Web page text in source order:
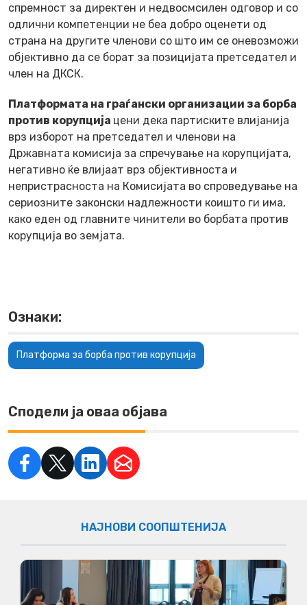
спремност за директен и недвосмсилен одговор и со
одлични компетенции не беа добро оценети од
страна на другите членови со што им се оневозможи
објективно да се борат за позицијата претседател и
член на ДКСК.
Платформата на граѓански организации за борба
против корупција цени дека партиските влијанија
врз изборот на претседател и членови на
Државната комисија за спречување на корупцијата,
негативно ќе влијаат врз објективноста и
непристрасноста на Комисијата во спроведување на
сериозните законски надлежности коишто ги има,
како еден од главните чинители во борбата против
корупција во земјата.
Ознаки:
Платформа за борба против корупција
Сподели ја оваа објава
НАЈНОВИ СООПШТЕНИЈА